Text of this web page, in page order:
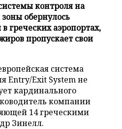
контроля на
обернулось
аэропортах,
пропускает свои
система
Entry/Exit System не
кардинального
компании
14 греческими
Зинелл.